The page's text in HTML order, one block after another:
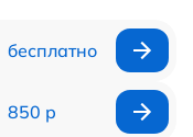
бесплатно
850 р